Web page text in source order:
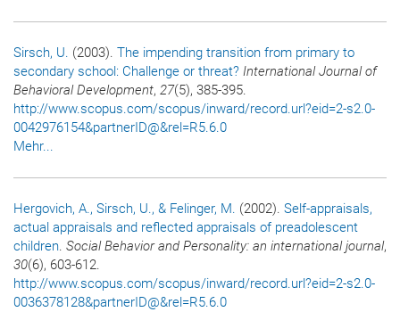
Sirsch, U. (2003). The impending transition from primary to
secondary school: Challenge or threat? International Journal of
Behavioral Development, 27(5), 385-395.
http://www.scopus.com/scopus/inward/record.url?eid=2-s2.0-
0042976154&partnerID@&rel=R5.6.0
Mehr...
Hergovich, A., Sirsch, U., & Felinger, M. (2002). Self-appraisals,
actual appraisals and reflected appraisals of preadolescent
children. Social Behavior and Personality: an international journal,
30(6), 603-612.
http://www.scopus.com/scopus/inward/record.url?eid=2-s2.0-
0036378128&partnerID@&rel=R5.6.0